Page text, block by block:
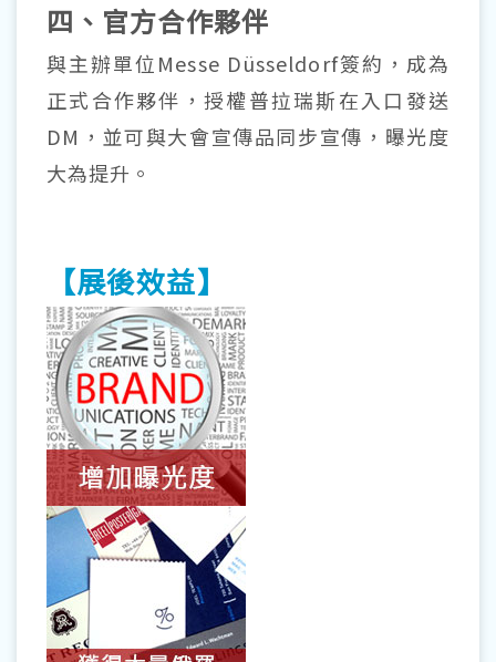
四、官方合作夥伴
與主辦單位Messe Düsseldorf簽約，成為
正式合作夥伴，授權普拉瑞斯在入口發送
DM，並可與大會宣傳品同步宣傳，曝光度
大為提升。
【展後效益】